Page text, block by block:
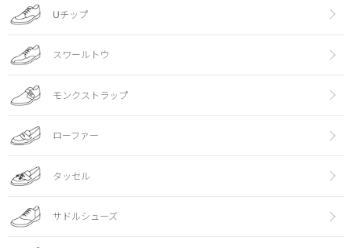
Uチップ
スワールトウ
モンクストラップ
ローファー
タッセル
サドルシューズ